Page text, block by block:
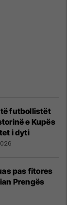
futbollistët
e Kupës
i dyti
pas fitores
Prengës